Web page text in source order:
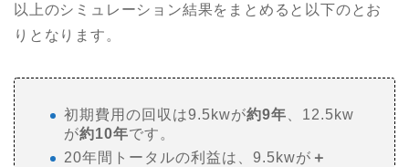
以上のシミュレーション結果をまとめると以下のとお
りとなります。
初期費用の回収は9.5kwが約9年 、12.5kw
が約10年です。
20年間トータルの利益は、9.5kwが ＋